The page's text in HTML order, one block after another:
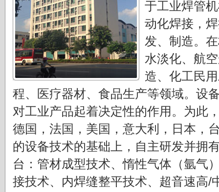
于工业焊管
动化焊接，
发、制造。
水淡化、航
造、化工民
程、医疗器材、食品生产等领域。设
对工业产品起着决定性的作用。为此
德国，法国，美国，意大利，日本，
的设备技术的基础上，自主研发并拥
台：管材成型技术、惰性气体（氩气
接技术、内焊缝整平技术、超音速高/